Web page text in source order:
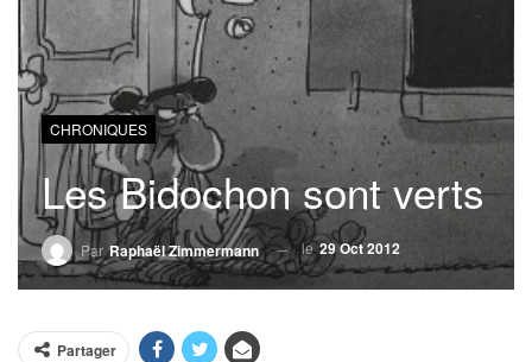
CHRONIQUES
Les Bidochon sont verts
Par Raphaël Zimmermann le29 Oct 2012
Partager